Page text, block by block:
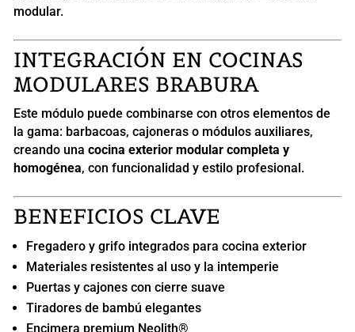
modular.
INTEGRACIÓN EN COCINAS
MODULARES BRABURA
Este módulo puede combinarse con otros elementos de
la gama: barbacoas, cajoneras o módulos auxiliares,
creando una cocina exterior modular completa y
homogénea, con funcionalidad y estilo profesional.
BENEFICIOS CLAVE
Fregadero y grifo integrados para cocina exterior
Materiales resistentes al uso y la intemperie
Puertas y cajones con cierre suave
Tiradores de bambú elegantes
Encimera premium Neolith®